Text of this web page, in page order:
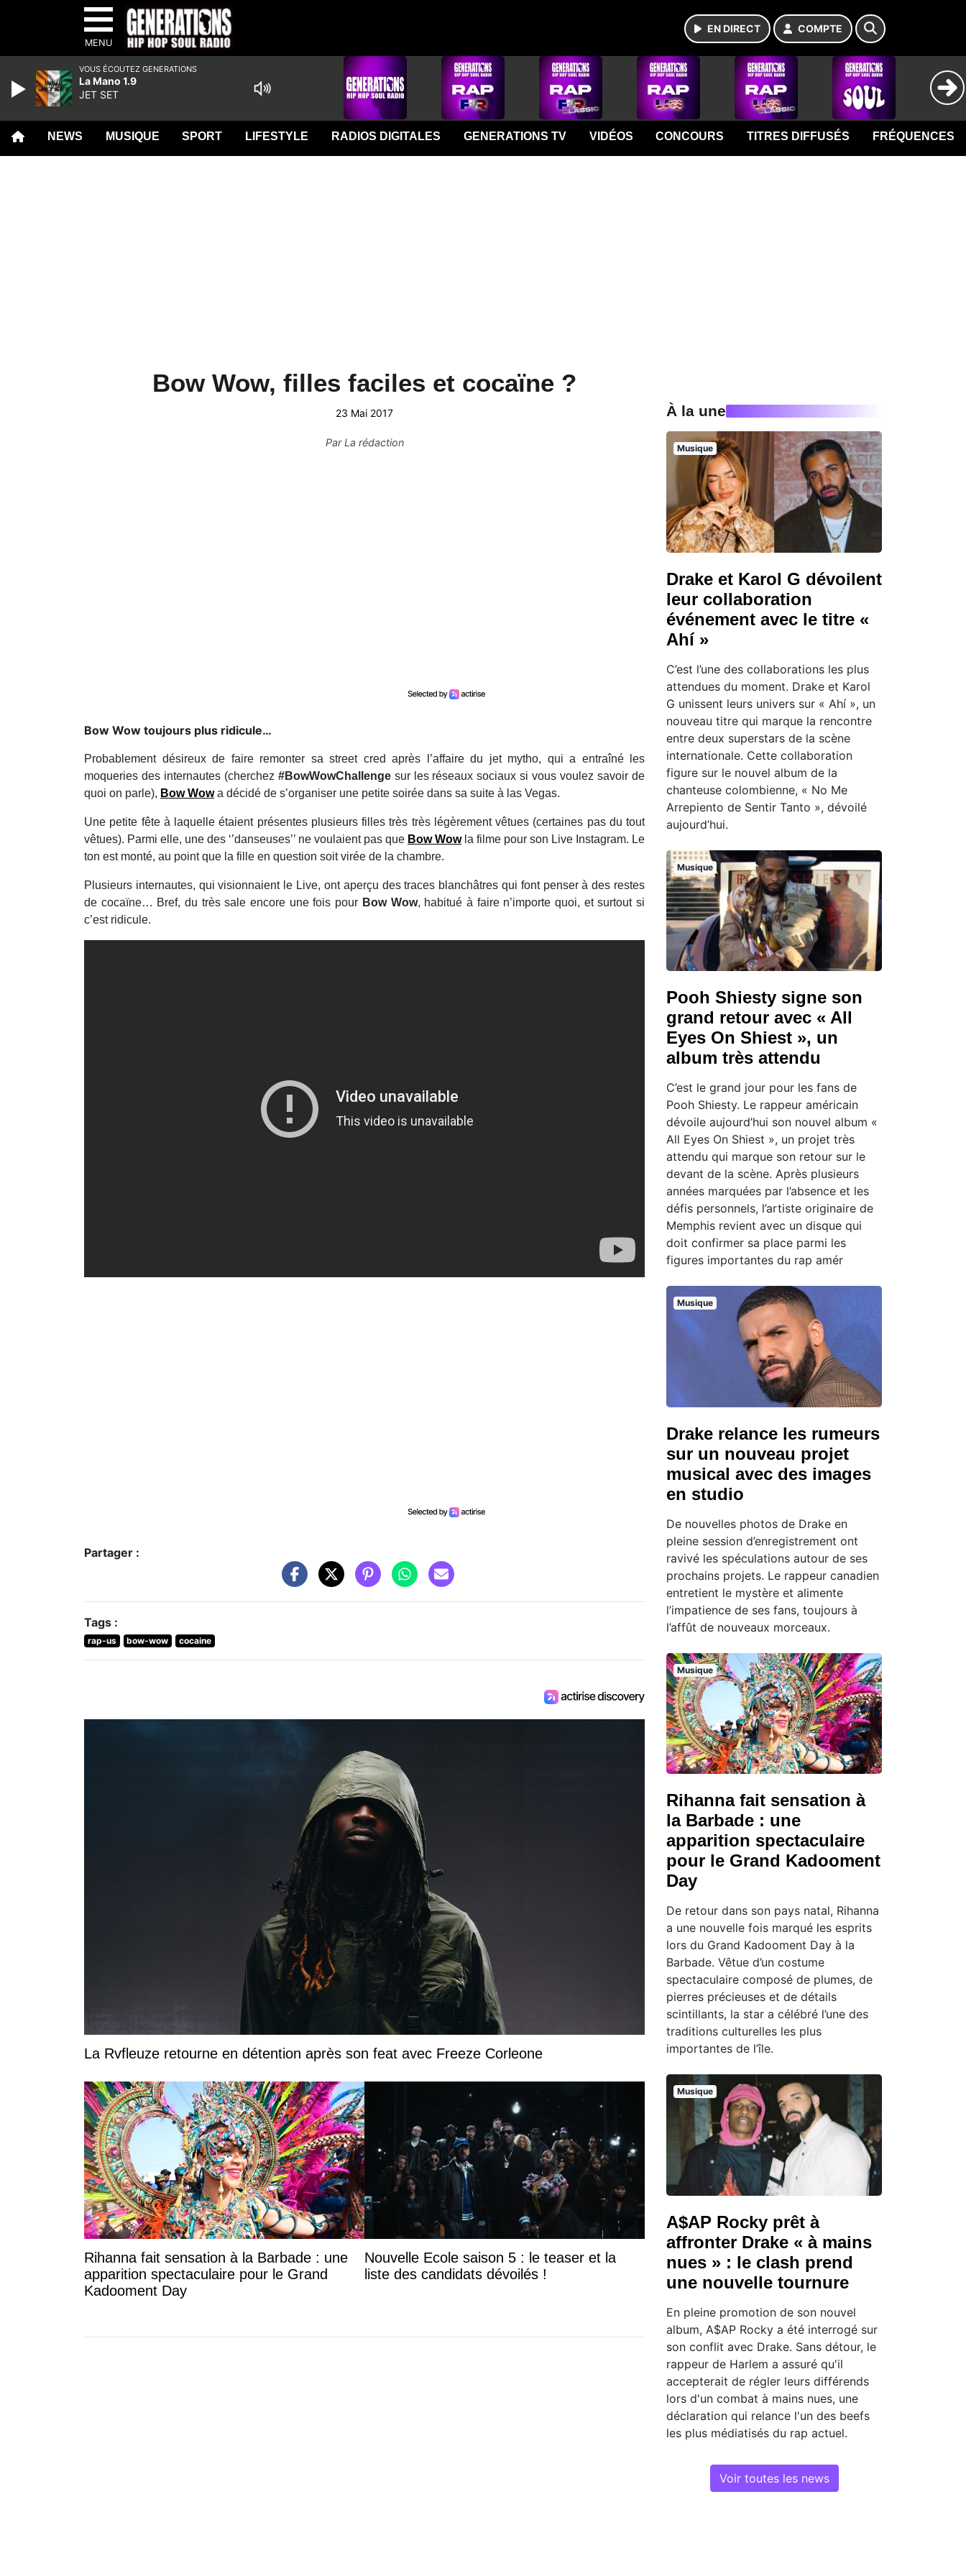
MENU
EN DIRECT COMPTE
NEWS MUSIQUE SPORT LIFESTYLE RADIOS DIGITALES GENERATIONS TV VIDÉOS CONCOURS TITRES DIFFUSÉS FRÉQUENCES
Bow Wow, filles faciles et cocaïne ?
23 Mai 2017
ParLa rédaction
​Bow Wow toujours plus ridicule…
Probablement désireux de faire remonter sa street cred après l’affaire du jet mytho, qui a entraîné les
moqueries des internautes (cherchez #BowWowChallengesur les réseaux sociaux si vous voulez savoir de
quoi on parle), Bow Wowa décidé de s’organiser une petite soirée dans sa suite à las Vegas.
Une petite fête à laquelle étaient présentes plusieurs filles très très légèrement vêtues (certaines pas du tout
vêtues). Parmi elle, une des ‘’danseuses’’ ne voulaient pas que Bow Wowla filme pour son Live Instagram. Le
ton est monté, au point que la fille en question soit virée de la chambre.
Plusieurs internautes, qui visionnaient le Live, ont aperçu des traces blanchâtres qui font penser à des restes
de cocaïne… Bref, du très sale encore une fois pour Bow Wow, habitué à faire n’importe quoi, et surtout si
c’est ridicule.
Partager :
Tags :
rap-us bow-wow cocaine
La Rvfleuze retourne en détention après son feat avec Freeze Corleone
Rihanna fait sensation à la Barbade : une
apparition spectaculaire pour le Grand
Kadooment Day
Nouvelle Ecole saison 5 : le teaser et la
liste des candidats dévoilés !
À la une
Musique
Drake et Karol G dévoilent
leur collaboration
événement avec le titre «
Ahí »
C’est l’une des collaborations les plus
attendues du moment. Drake et Karol
G unissent leurs univers sur « Ahí », un
nouveau titre qui marque la rencontre
entre deux superstars de la scène
internationale. Cette collaboration
figure sur le nouvel album de la
chanteuse colombienne, « No Me
Arrepiento de Sentir Tanto », dévoilé
aujourd’hui.
Musique
Pooh Shiesty signe son
grand retour avec « All
Eyes On Shiest », un
album très attendu
C’est le grand jour pour les fans de
Pooh Shiesty. Le rappeur américain
dévoile aujourd’hui son nouvel album «
All Eyes On Shiest », un projet très
attendu qui marque son retour sur le
devant de la scène. Après plusieurs
années marquées par l’absence et les
défis personnels, l’artiste originaire de
Memphis revient avec un disque qui
doit confirmer sa place parmi les
figures importantes du rap amér
Musique
Drake relance les rumeurs
sur un nouveau projet
musical avec des images
en studio
De nouvelles photos de Drake en
pleine session d’enregistrement ont
ravivé les spéculations autour de ses
prochains projets. Le rappeur canadien
entretient le mystère et alimente
l’impatience de ses fans, toujours à
l’affût de nouveaux morceaux.
Musique
Rihanna fait sensation à
la Barbade : une
apparition spectaculaire
pour le Grand Kadooment
Day
De retour dans son pays natal, Rihanna
a une nouvelle fois marqué les esprits
lors du Grand Kadooment Day à la
Barbade. Vêtue d’un costume
spectaculaire composé de plumes, de
pierres précieuses et de détails
scintillants, la star a célébré l’une des
traditions culturelles les plus
importantes de l’île.
Musique
A$AP Rocky prêt à
affronter Drake « à mains
nues » : le clash prend
une nouvelle tournure
En pleine promotion de son nouvel
album, A$AP Rocky a été interrogé sur
son conflit avec Drake. Sans détour, le
rappeur de Harlem a assuré qu'il
accepterait de régler leurs différends
lors d'un combat à mains nues, une
déclaration qui relance l'un des beefs
les plus médiatisés du rap actuel.
Voir toutes les news
VOUS ÉCOUTEZ GENERATIONS
La Mano 1.9
JET SET